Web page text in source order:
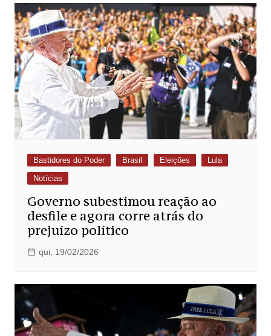
Bastidores do Poder Brasil Eleições
Lula
Notícias
Governo subestimou reação ao
desfile e agora corre atrás do
prejuízo político
qui, 19/02/2026